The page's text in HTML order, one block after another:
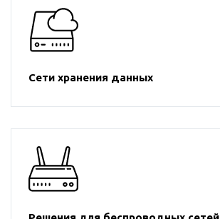
Сети хранения данных